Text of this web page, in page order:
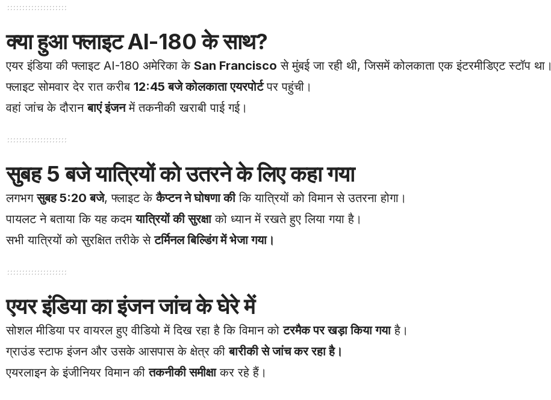
क्या हुआ फ्लाइट AI-180 के साथ?
एयर इंडिया की फ्लाइट AI-180 अमेरिका के San Francisco से मुंबई जा रही थी, जिसमें कोलकाता एक इंटरमीडिएट स्टॉप था।
फ्लाइट सोमवार देर रात करीब 12:45 बजे कोलकाता एयरपोर्टपर पहुंची।
वहां जांच के दौरानबाएं इंजनमें तकनीकी खराबी पाई गई।
सुबह 5 बजे यात्रियों को उतरने के लिए कहा गया
लगभगसुबह 5:20 बजे, फ्लाइट केकैप्टन ने घोषणा कीकि यात्रियों को विमान से उतरना होगा।
पायलट ने बताया कि यह कदमयात्रियों की सुरक्षाको ध्यान में रखते हुए लिया गया है।
सभी यात्रियों को सुरक्षित तरीके सेटर्मिनल बिल्डिंग में भेजा गया।
एयर इंडिया का इंजन जांच के घेरे में
सोशल मीडिया पर वायरल हुए वीडियो में दिख रहा है कि विमान कोटरमैक पर खड़ा किया गयाहै।
ग्राउंड स्टाफ इंजन और उसके आसपास के क्षेत्र कीबारीकी से जांच कर रहा है।
एयरलाइन के इंजीनियर विमान कीतकनीकी समीक्षाकर रहे हैं।